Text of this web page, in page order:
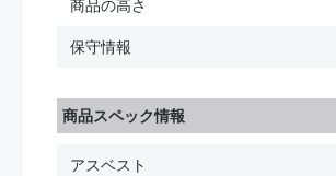
商品の高さ
保守情報
商品スペック情報
アスベスト